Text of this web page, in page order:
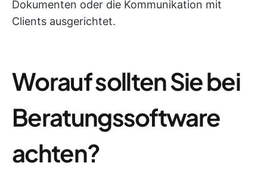
Dokumenten oder die Kommunikation mit
Clients ausgerichtet.
Worauf sollten Sie bei
Beratungssoftware
achten?